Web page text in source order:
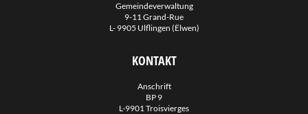
Gemeindeverwaltung
9-11 Grand-Rue
L- 9905 Ulflingen (Ëlwen)
KONTAKT
Anschrift
BP 9
L-9901 Troisvierges